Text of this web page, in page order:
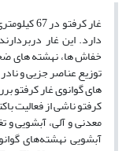
غار
خفاش‏ ها، نهشته ‏های
‏های گوانوی غار کرفتو
کرفتو ناشی از فعالیت
معدنی و آلی، آبشویی
آبشویی نهشته‌های